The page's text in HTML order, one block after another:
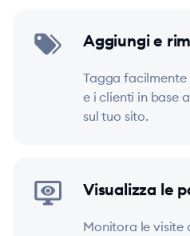
Aggiungi e
Tagga
e i clienti in base
sul tuo sito.
Visualizza le
Monitora le visite